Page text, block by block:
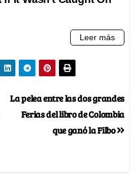
La pelea entre las dos grandes
Ferias del libro de Colombia
que ganó la Filbo